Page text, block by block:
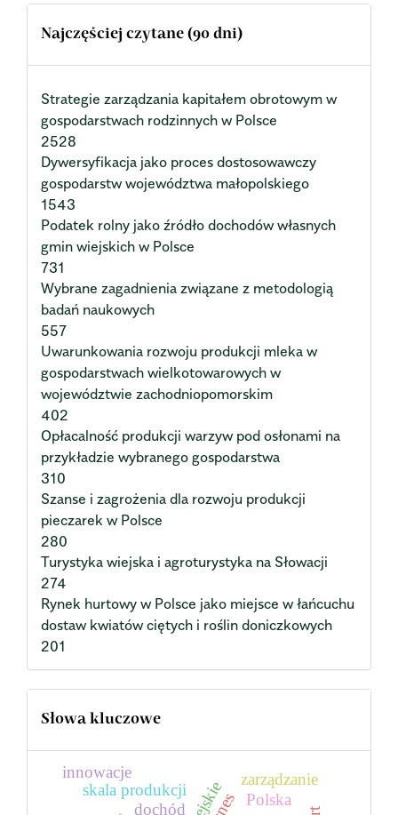
Najczęściej czytane (90 dni)
Strategie zarządzania kapitałem obrotowym w
gospodarstwach rodzinnych w Polsce
2528
Dywersyfikacja jako proces dostosowawczy
gospodarstw województwa małopolskiego
1543
Podatek rolny jako źródło dochodów własnych
gmin wiejskich w Polsce
731
Wybrane zagadnienia związane z metodologią
badań naukowych
557
Uwarunkowania rozwoju produkcji mleka w
gospodarstwach wielkotowarowych w
województwie zachodniopomorskim
402
Opłacalność produkcji warzyw pod osłonami na
przykładzie wybranego gospodarstwa
310
Szanse i zagrożenia dla rozwoju produkcji
pieczarek w Polsce
280
Turystyka wiejska i agroturystyka na Słowacji
274
Rynek hurtowy w Polsce jako miejsce w łańcuchu
dostaw kwiatów ciętych i roślin doniczkowych
201
Słowa kluczowe
Polska
dochód
skala produkcji
zarządzanie
innowacje